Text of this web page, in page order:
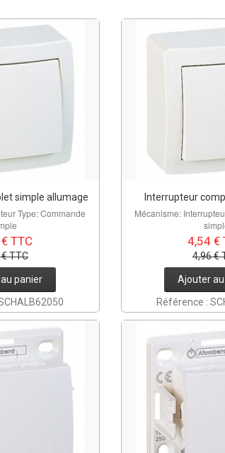
simple allumage
Type: Commande
TTC
TTC
panier
Interrupteur
Mécanisme:
4,54 €
4,96 €
Ajouter
Référence :